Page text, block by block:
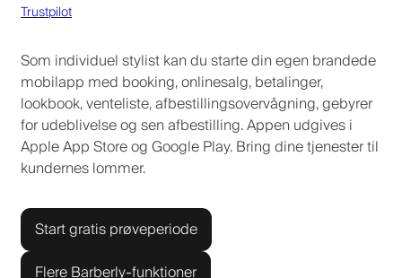
Trustpilot
Som individuel stylist kan du starte din egen brandede
mobilapp med booking, onlinesalg, betalinger,
lookbook, venteliste, afbestillingsovervågning, gebyrer
for udeblivelse og sen afbestilling. Appen udgives i
Apple App Store og Google Play. Bring dine tjenester til
kundernes lommer.
Start gratis prøveperiode
Flere Barberly-funktioner